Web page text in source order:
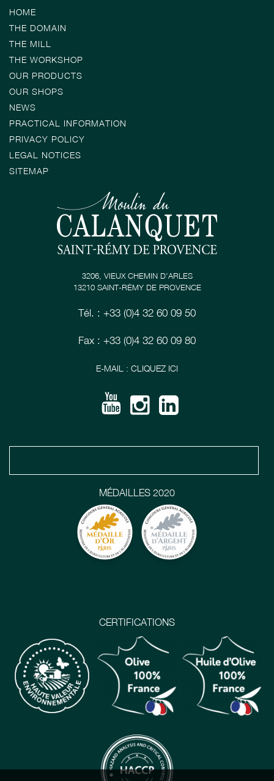
HOME
THE DOMAIN
THE MILL
THE WORKSHOP
OUR PRODUCTS
OUR SHOPS
NEWS
PRACTICAL INFORMATION
PRIVACY POLICY
LEGAL NOTICES
SITEMAP
CERTIFICATIONS
MÉDAILLES 2020
3206, VIEUX CHEMIN D’ARLES
13210 SAINT-RÉMY DE PROVENCE
Tél. : +33 (0)4 32 60 09 50
Fax : +33 (0)4 32 60 09 80
E-MAIL : CLIQUEZ ICI